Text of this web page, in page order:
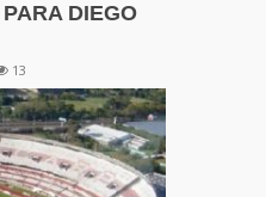
DIEGO
13